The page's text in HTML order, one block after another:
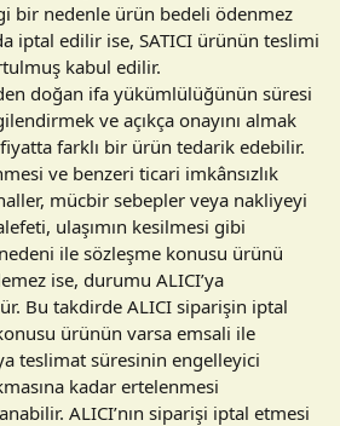
bir nedenle ürün bedeli ödenmez
iptal edilir ise, SATICI ürünün teslimi
kabul edilir.
doğan ifa yükümlülüğünün süresi
ve açıkça onayını almak
farklı bir ürün tedarik edebilir.
ve benzeri ticari imkânsızlık
mücbir sebepler veya nakliyeyi
ulaşımın kesilmesi gibi
ile sözleşme konusu ürünü
ise, durumu ALICI’ya
Bu takdirde ALICI siparişin iptal
ürünün varsa emsali ile
teslimat süresinin engelleyici
kadar ertelenmesi
ALICI’nın siparişi iptal etmesi